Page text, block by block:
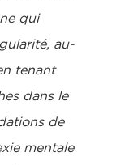
qui
au-
tenant
dans le
de
mentale